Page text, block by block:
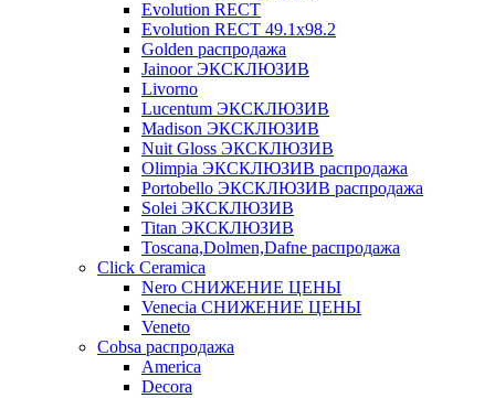
Evolution RECT
Evolution RECT 49.1x98.2
Golden распродажа
Jainoor ЭКСКЛЮЗИВ
Livorno
Lucentum ЭКСКЛЮЗИВ
Madison ЭКСКЛЮЗИВ
Nuit Gloss ЭКСКЛЮЗИВ
Olimpia ЭКСКЛЮЗИВ распродажа
Portobello ЭКСКЛЮЗИВ распродажа
Solei ЭКСКЛЮЗИВ
Titan ЭКСКЛЮЗИВ
Toscana,Dolmen,Dafne распродажа
Cliсk Ceramica
Nero СНИЖЕНИЕ ЦЕНЫ
Venecia СНИЖЕНИЕ ЦЕНЫ
Veneto
Cobsa распродажа
America
Decora